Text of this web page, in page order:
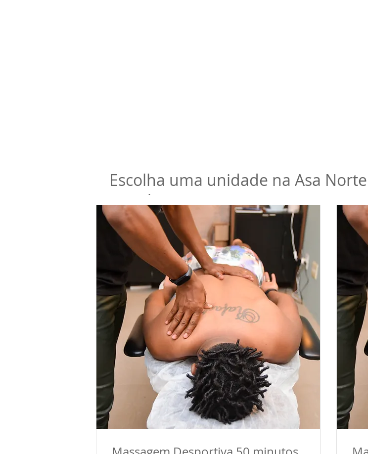
Escolha uma unidade na Asa
Desportiva
A fadiga muscular é a principal queixa de dores dos
atletas após a competição.
A massagem terá ação desintoxicante e será feita
com movimentos de amassamento lentos e
profundos.
O objetivo desta massagem será de recuperar as
fibras musculares, eliminando resíduos
metabólicos do corpo através da drenagem
sanguínea e linfática, para acelerar a regeneração
do atleta e favorecer a nutrição celular.
A Massagem Desportiva deve ser personalizada
para cada atleta e os estímulos dependem da fase
de treinamento/competição e de cada modalidade
esportiva.
De
De